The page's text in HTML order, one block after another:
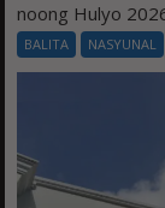
noong Hulyo
BALITA NASYUNAL